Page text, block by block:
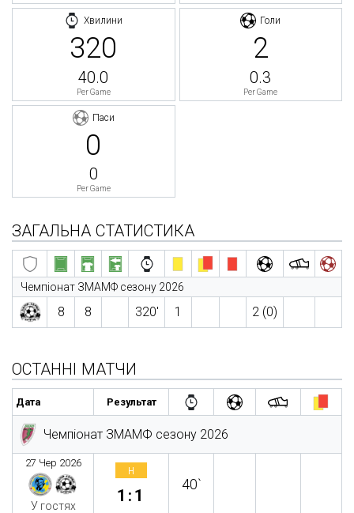
Хвилини
320
40.0
Per Game
Голи
2
0.3
Per Game
Паси
0
0
Per Game
ЗАГАЛЬНА СТАТИСТИКА
Чемпіонат ЗМАМФ сезону 2026
8 8 320′ 1 2 (0)
ОСТАННІ МАТЧИ
Дата Результат
Чемпіонат ЗМАМФ сезону 2026
27 Чер 2026
У гостях
н
1:1
40`